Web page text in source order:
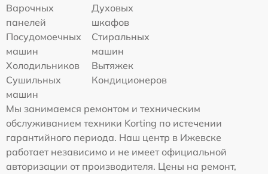
Варочных
панелей
Духовых
шкафов
Посудомоечных
машин
Стиральных
машин
Холодильников
Вытяжек
Сушильных
машин
Кондиционеров
Мы занимаемся ремонтом и техническим
обслуживанием техники Korting по истечении
гарантийного периода. Наш центр в Ижевске
работает независимо и не имеет официальной
авторизации от производителя. Цены на ремонт,